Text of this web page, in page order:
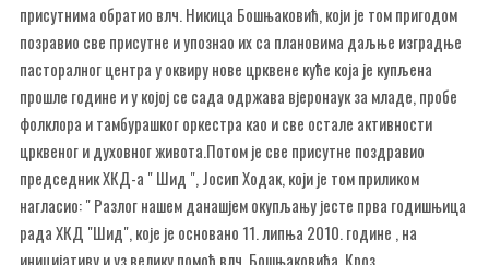
присутнима обратио влч. Никица Бошњаковић, који је том пригодом
позравио све присутне и упознао их са плановима даљње изградње
пасторалног центра у оквиру нове црквене куће која је купљена
прошле године и у којој се сада одржава вјеронаук за младе, пробе
фолклора и тамбурашког оркестра као и све остале активности
црквеног и духовног живота.Потом је све присутне поздравио
председник ХКД-а " Шид ", Јосип Ходак, који је том приликом
нагласио: " Разлог нашем данашјем окупљању јесте прва годишњица
рада ХКД "Шид", које је основано 11. липња 2010. године , на
иницијативу и уз велику помоћ влч. Бошњаковића. Кроз